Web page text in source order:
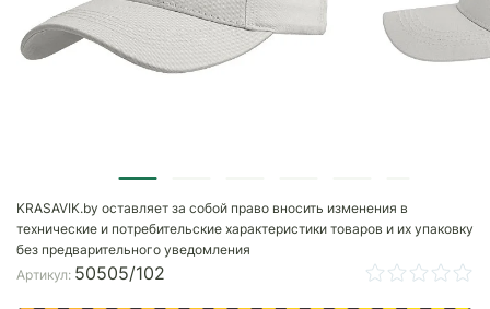
KRASAVIK.by оставляет за собой право вносить изменения в
технические и потребительские характеристики товаров и их упаковку
без предварительного уведомления
Артикул: 50505/102